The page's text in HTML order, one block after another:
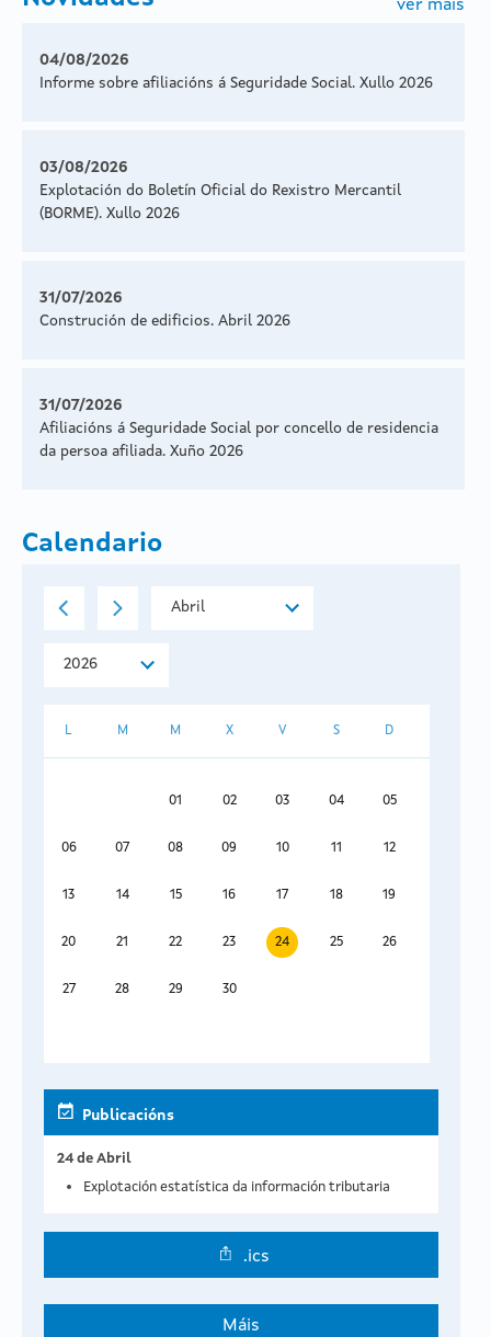
ver máis
04/08/2026
Informe sobre afiliacións á Seguridade Social. Xullo 2026
03/08/2026
Explotación do Boletín Oficial do Rexistro Mercantil
(BORME). Xullo 2026
31/07/2026
Construción de edificios. Abril 2026
31/07/2026
Afiliacións á Seguridade Social por concello de residencia
da persoa afiliada. Xuño 2026
Calendario
L M M X V S D
01 02 03 04 05
06 07 08 09 10 11 12
13 14 15 16 17 18 19
20 21 22 23 24 25 26
27 28 29 30
Publicacións
24 de Abril
Explotación estatística da información tributaria
.ics
Máis